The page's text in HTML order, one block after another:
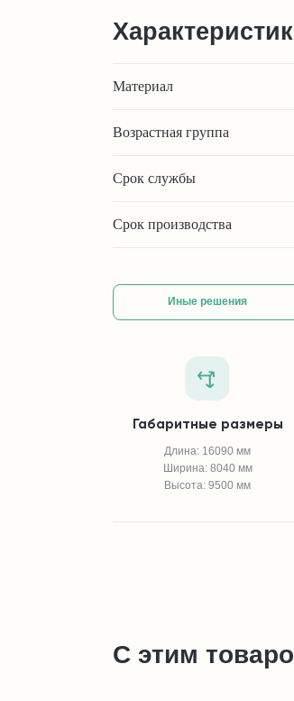
Материал
Возрастная группа
Срок службы
Срок производства
Иные решения
Габаритные размеры
Длина: 16090 мм
Ширина: 8040 мм
Высота: 9500 мм
С этим